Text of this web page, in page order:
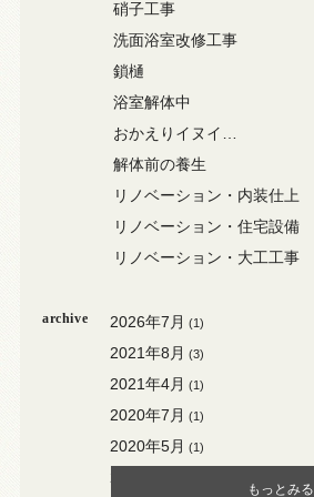
硝子工事
洗面浴室改修工事
鎖樋
浴室解体中
おかえりイヌイ…
解体前の養生
リノベーション・内装仕上
リノベーション・住宅設備
リノベーション・大工工事
archive 2026年7月 (1)
2021年8月 (3)
2021年4月 (1)
2020年7月 (1)
2020年5月 (1)
2020年3月
もっとみる